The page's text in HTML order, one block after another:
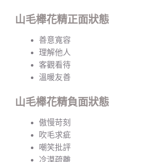
山毛櫸花精正面狀態
善意寬容
理解他人
客觀看待
溫暖友善
山毛櫸花精負面狀態
傲慢苛刻
吹毛求疵
嘲笑批評
冷漠疏離